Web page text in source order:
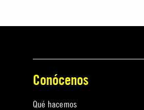
Conócenos
Qué hacemos